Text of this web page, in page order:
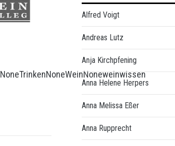
NoneTrinkenNoneWeinNoneweinwissen
Alfred Voigt
Andreas Lutz
Anja Kirchpfening
Anna Helene Herpers
Anna Melissa Eßer
Anna Rupprecht